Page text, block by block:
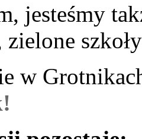
jesteśmy
w